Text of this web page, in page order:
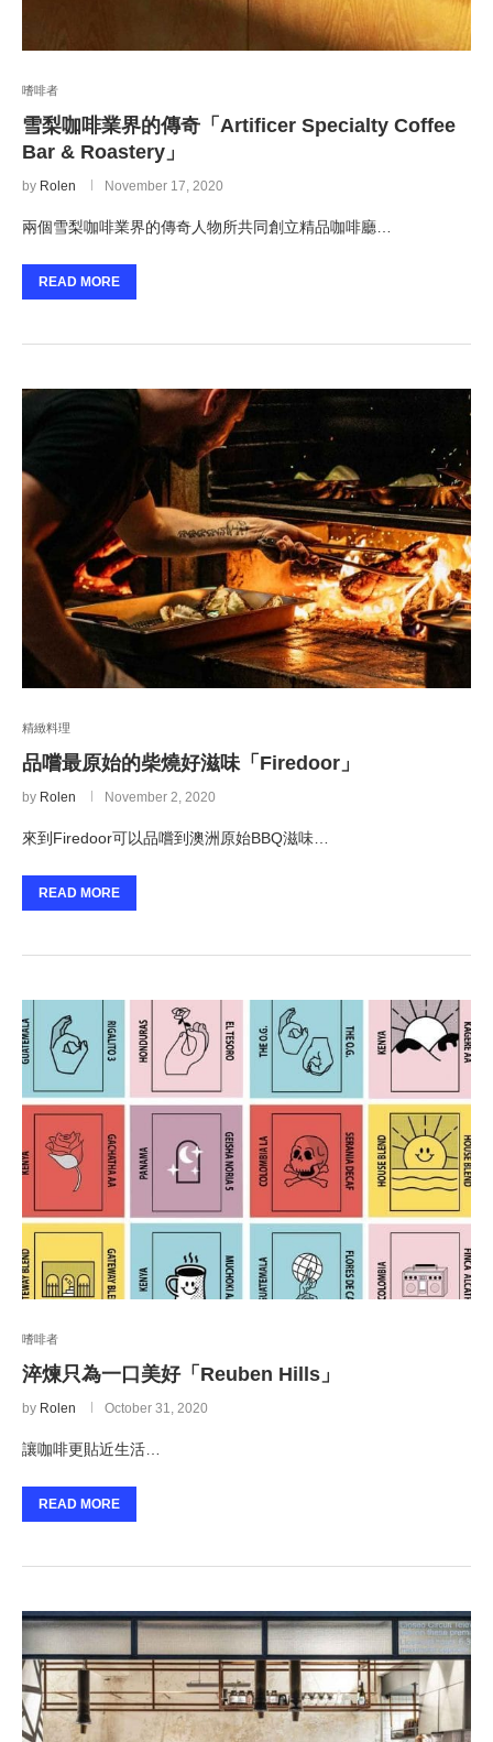
嗜啡者
雪梨咖啡業界的傳奇「Artificer Specialty Coffee
Bar & Roastery」
by Rolen November 17, 2020
兩個雪梨咖啡業界的傳奇人物所共同創立精品咖啡廳…
READ MORE
精緻料理
品嚐最原始的柴燒好滋味「Firedoor」
by Rolen November 2, 2020
來到Firedoor可以品嚐到澳洲原始BBQ滋味…
READ MORE
嗜啡者
淬煉只為一口美好「Reuben Hills」
by Rolen October 31, 2020
讓咖啡更貼近生活…
READ MORE